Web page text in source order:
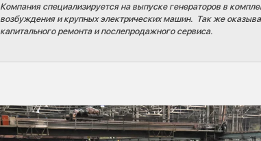
Компания специализируется на выпуске генераторов в
возбуждения и крупных электрических машин. Так же
капитального ремонта и послепродажного сервиса.